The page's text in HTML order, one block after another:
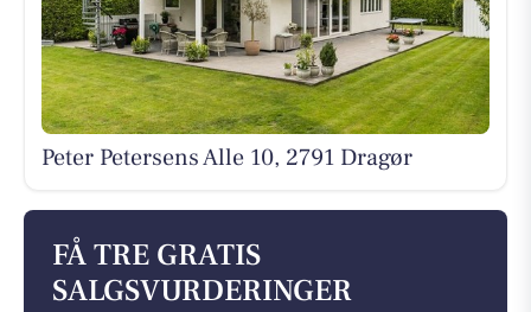
Peter Petersens Alle 10, 2791 Dragør
FÅ TRE GRATIS
SALGSVURDERINGER